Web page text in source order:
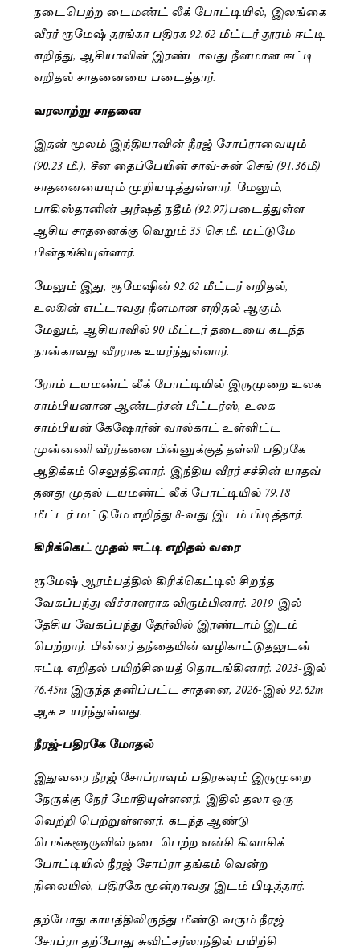
நடைபெற்ற டைமண்ட் லீக் போட்டியில், இலங்கை
வீரர் ரூமேஷ் தரங்கா பதிரக 92.62 மீட்டர் தூரம் ஈட்டி
எறிந்து, ஆசியாவின் இரண்டாவது நீளமான ஈட்டி
எறிதல் சாதனையை படைத்தார்.
வரலாற்று சாதனை
இதன் மூலம் இந்தியாவின் நீரஜ் சோப்ராவையும்
(90.23 மீ.), சீன தைப்பேயின் சாவ்-சுன் செங் (91.36மீ)
சாதனையையும் முறியடித்துள்ளார். மேலும்,
பாகிஸ்தானின் அர்ஷத் நதீம் (92.97)படைத்துள்ள
ஆசிய சாதனைக்கு வெறும் 35 செ.மீ. மட்டுமே
பின்தங்கியுள்ளார்.
மேலும் இது, ரூமேஷின் 92.62 மீட்டர் எறிதல்,
உலகின் எட்டாவது நீளமான எறிதல் ஆகும்.
மேலும், ஆசியாவில் 90 மீட்டர் தடையை கடந்த
நான்காவது வீரராக உயர்ந்துள்ளார்.
ரோம் டயமண்ட் லீக் போட்டியில் இருமுறை உலக
சாம்பியனான ஆண்டர்சன் பீட்டர்ஸ், உலக
சாம்பியன் கேஷோர்ன் வால்காட் உள்ளிட்ட
முன்னணி வீரர்களை பின்னுக்குத் தள்ளி பதிரகே
ஆதிக்கம் செலுத்தினார். இந்திய வீரர் சச்சின் யாதவ்
தனது முதல் டயமண்ட் லீக் போட்டியில் 79.18
மீட்டர் மட்டுமே எறிந்து 8-வது இடம் பிடித்தார்.
கிரிக்கெட் முதல் ஈட்டி எறிதல் வரை
ரூமேஷ் ஆரம்பத்தில் கிரிக்கெட்டில் சிறந்த
வேகப்பந்து வீச்சாளராக விரும்பினார். 2019-இல்
தேசிய வேகப்பந்து தேர்வில் இரண்டாம் இடம்
பெற்றார். பின்னர் தந்தையின் வழிகாட்டுதலுடன்
ஈட்டி எறிதல் பயிற்சியைத் தொடங்கினார். 2023-இல்
76.45m இருந்த தனிப்பட்ட சாதனை, 2026-இல் 92.62m
ஆக உயர்ந்துள்ளது.
நீரஜ்-பதிரகே மோதல்
இதுவரை நீரஜ் சோப்ராவும் பதிரகவும் இருமுறை
நேருக்கு நேர் மோதியுள்ளனர். இதில் தலா ஒரு
வெற்றி பெற்றுள்ளனர். கடந்த ஆண்டு
பெங்களூருவில் நடைபெற்ற என்சி கிளாசிக்
போட்டியில் நீரஜ் சோப்ரா தங்கம் வென்ற
நிலையில், பதிரகே மூன்றாவது இடம் பிடித்தார்.
தற்போது காயத்திலிருந்து மீண்டு வரும் நீரஜ்
சோப்ரா தற்போது சுவிட்சர்லாந்தில் பயிற்சி